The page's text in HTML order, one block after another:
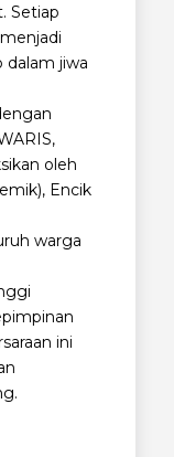
Setiap
dalam jiwa
oleh
Encik
warga
ini